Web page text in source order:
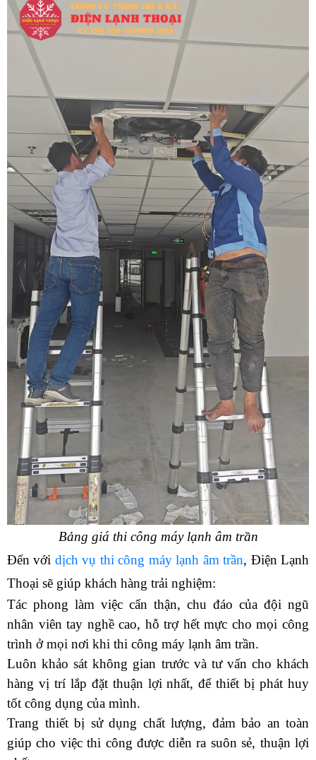
Bảng giá thi công máy lạnh âm trần
Đến với dịch vụ thi công máy lạnh âm trần, Điện Lạnh
Thoại sẽ giúp khách hàng trải nghiệm:
Tác phong làm việc cẩn thận, chu đáo của đội ngũ
nhân viên tay nghề cao, hỗ trợ hết mực cho mọi công
trình ở mọi nơi khi thi công máy lạnh âm trần.
Luôn khảo sát không gian trước và tư vấn cho khách
hàng vị trí lắp đặt thuận lợi nhất, để thiết bị phát huy
tốt công dụng của mình.
Trang thiết bị sử dụng chất lượng, đảm bảo an toàn
giúp cho việc thi công được diễn ra suôn sẻ, thuận lợi